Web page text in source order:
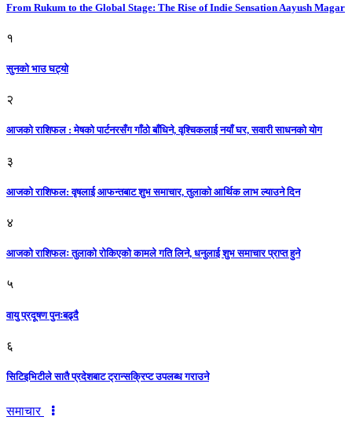
From Rukum to the Global Stage: The Rise of Indie Sensation Aayush Magar
१
सुनको भाउ घट्याे
२
आजको राशिफल : मेषको पार्टनरसँग गाँठो बाँधिने, वृश्चिकलाई नयाँ घर, सवारी साधनकाे याेग
३
आजकाे राशिफल: वृषलाई आफन्तबाट शुभ समाचार, तुलाकाे आर्थिक लाभ ल्याउने दिन
४
आजको राशिफलः तुलाकाे रोकिएको कामले गति लिने, धनुलाई शुभ समाचार प्राप्त हुने
५
वायु प्रदूषण पुनःबढ्दै
६
सिटिइभिटीले सातै प्रदेशबाट ट्रान्सक्रिप्ट उपलब्ध गराउने
समाचार